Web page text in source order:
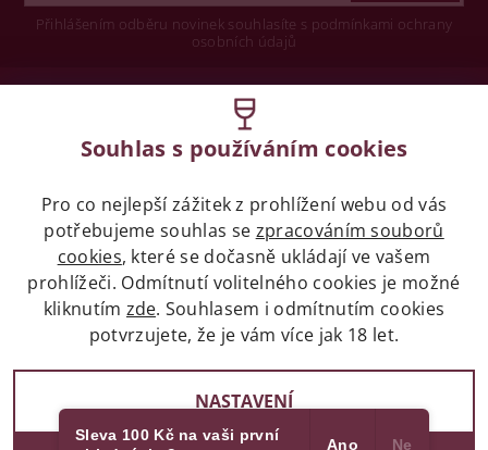
Přihlášením odběru novinek souhlasíte s podmínkami ochrany
osobních údajů
Legislativa
Zákaz prodeje alkoholických nápojů osobám
mladších 18 let.
Naše služby
Souhlas s používáním cookies
Pro co nejlepší zážitek z prohlížení webu od vás
potřebujeme souhlas se zpracováním souborů
cookies, které se dočasně ukládají ve vašem
prohlížeči. Odmítnutí volitelného cookies je možné
kliknutím zde. Souhlasem i odmítnutím cookies
potvrzujete, že je vám více jak 18 let.
NASTAVENÍ
Sleva 100 Kč na vaši první
Ano Ne